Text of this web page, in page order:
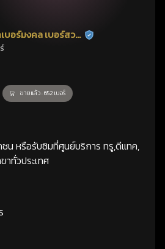
อร์มงคล เบอร์สวย ร้านยืนยันแล้ว
ขายแล้ว : 652 เบอร์
น หรือรับซิมที่ศูนย์บริการ ทรู,ดีแทค,
าทั่วประเทศ